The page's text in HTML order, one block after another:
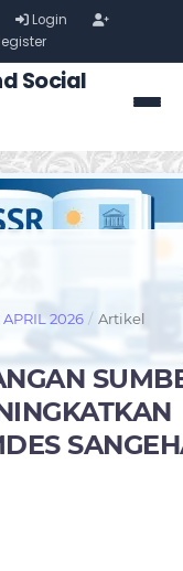
Login
Social
APRIL 2026 / Artikel